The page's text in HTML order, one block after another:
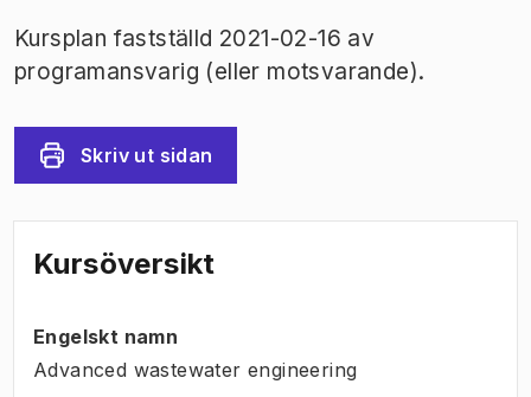
Kursplan fastställd 2021-02-16 av
programansvarig (eller motsvarande).
Skriv ut sidan
Kursöversikt
Engelskt namn
Advanced wastewater engineering